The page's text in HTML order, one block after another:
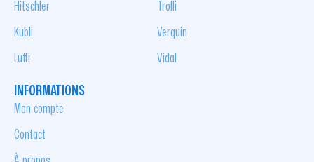
Hitschler
Kubli
Lutti
Trolli
Verquin
Vidal
INFORMATIONS
Mon compte
Contact